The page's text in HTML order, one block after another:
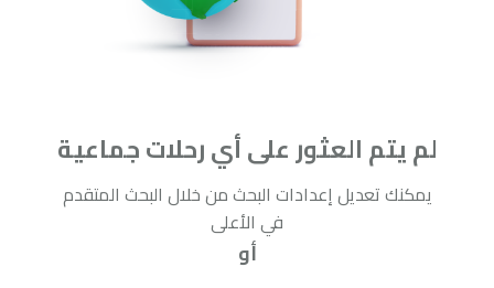
لم يتم العثور على أي رحلات جماعية
يمكنك تعديل إعدادات البحث من خلال البحث المتقدم
في الأعلى
أو